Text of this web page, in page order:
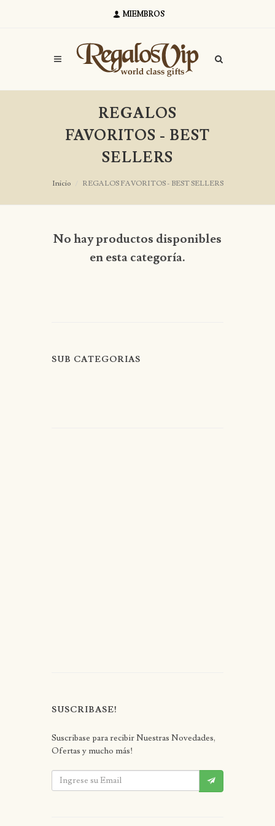
MIEMBROS
REGALOS
FAVORITOS - BEST
SELLERS
Inicio REGALOS FAVORITOS - BEST SELLERS
No hay productos disponibles
en esta categoría.
SUB CATEGORIAS
SUSCRIBASE!
Suscribase para recibir Nuestras Novedades,
Ofertas y mucho más!